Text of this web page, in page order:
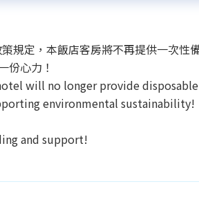
規定，本飯店客房將不再提供一次性
份心力！
will no longer provide
environmental sustainability!
and support!